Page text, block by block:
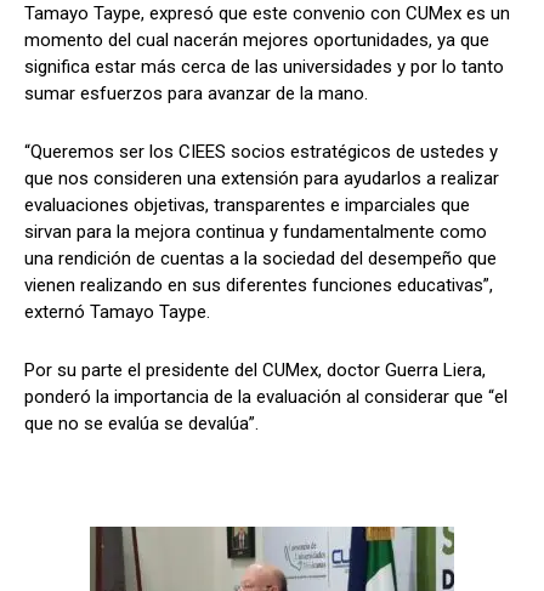
Tamayo Taype, expresó que este convenio con CUMex es un
momento del cual nacerán mejores oportunidades, ya que
significa estar más cerca de las universidades y por lo tanto
sumar esfuerzos para avanzar de la mano.
“Queremos ser los CIEES socios estratégicos de ustedes y
que nos consideren una extensión para ayudarlos a realizar
evaluaciones objetivas, transparentes e imparciales que
sirvan para la mejora continua y fundamentalmente como
una rendición de cuentas a la sociedad del desempeño que
vienen realizando en sus diferentes funciones educativas”,
externó Tamayo Taype.
Por su parte el presidente del CUMex, doctor Guerra Liera,
ponderó la importancia de la evaluación al considerar que “el
que no se evalúa se devalúa”.